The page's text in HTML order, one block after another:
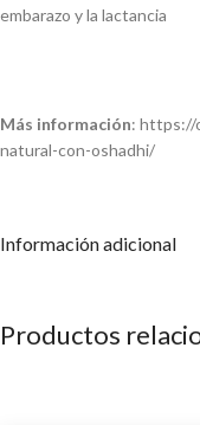
embarazo y la lactancia
Más información: https://
natural-con-oshadhi/
Información adicional
Productos